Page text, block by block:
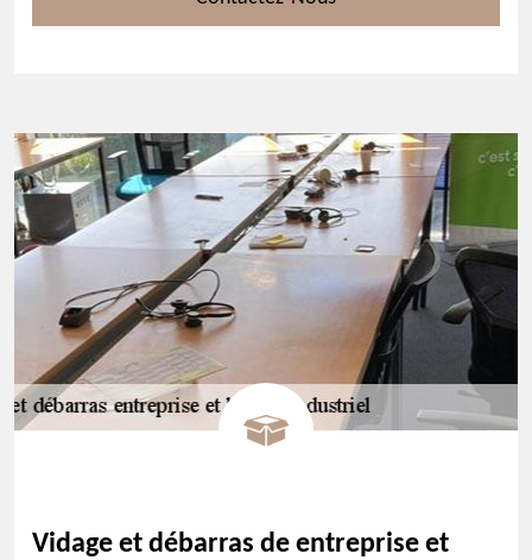
Vidage et débarras de entreprise et